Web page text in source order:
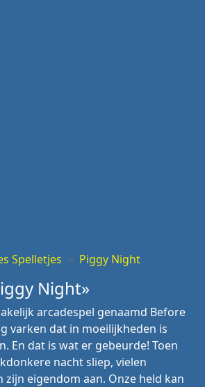
Spelletjes Piggy Night
Night»
arcadespel genaamd Before
varken dat in moeilijkheden is
En dat is wat er gebeurde! Toen
nacht sliep, vielen
zijn eigendom aan. Onze held kan